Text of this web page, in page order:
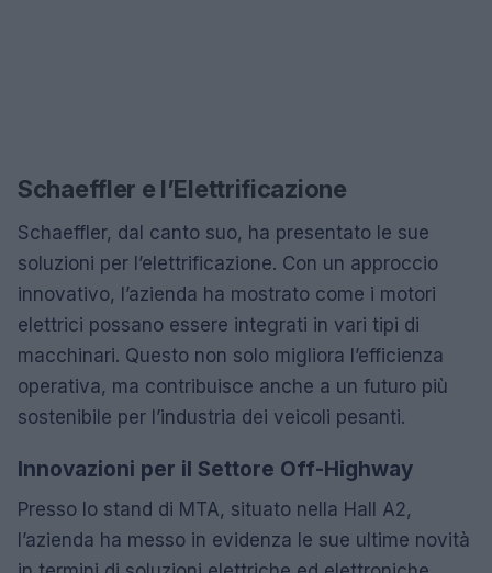
Schaeffler e l’Elettrificazione
Schaeffler, dal canto suo, ha presentato le sue
soluzioni per l’elettrificazione. Con un approccio
innovativo, l’azienda ha mostrato come i motori
elettrici possano essere integrati in vari tipi di
macchinari. Questo non solo migliora l’efficienza
operativa, ma contribuisce anche a un futuro più
sostenibile per l’industria dei veicoli pesanti.
Innovazioni per il Settore Off-Highway
Presso lo stand di MTA, situato nella Hall A2,
l’azienda ha messo in evidenza le sue ultime novità